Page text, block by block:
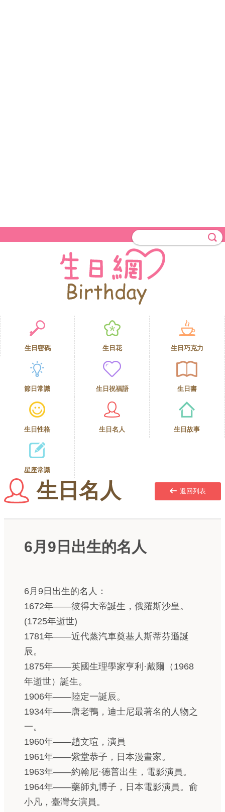
生日密碼 生日花 生日巧克力
節日常識 生日祝福語 生日書
生日性格 生日名人 生日故事
星座常識
生日名人 返回列表
6月9日出生的名人
6月9日出生的名人：
1672年——彼得大帝誕生，俄羅斯沙皇。
(1725年逝世)
1781年——近代蒸汽車奠基人斯蒂芬遜誕
辰。
1875年——英國生理學家亨利·戴爾（1968
年逝世）誕生。
1906年——陸定一誕辰。
1934年——唐老鴨，迪士尼最著名的人物之
一。
1960年——趙文瑄，演員
1961年——紫堂恭子，日本漫畫家。
1963年——約翰尼·德普出生，電影演員。
1964年——藥師丸博子，日本電影演員。俞
小凡，臺灣女演員。